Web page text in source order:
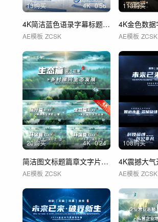
13购买 4K 0'56
4K简洁蓝色语录字幕标题文字展示 02
AE模板 ZCSK
113购买
AE模板 ZCSK
20购买 4K 0'24
简洁图文标题篇章文字片花片头 01
AE模板 ZCSK
108购买
AE模板 ZCSK